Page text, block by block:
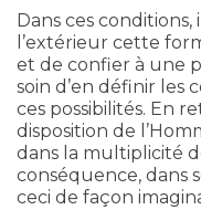
Dans ces
l’extérieur cette
et de confier à une
soin d’en définir les
ces possibilités. En
disposition de
dans la multiplicité
conséquence, dans
ceci de façon